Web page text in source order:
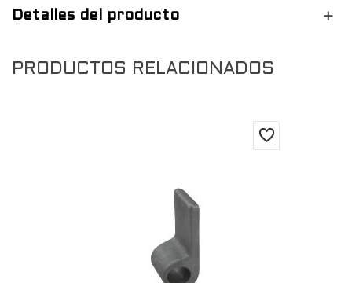
Detalles del producto
PRODUCTOS RELACIONADOS